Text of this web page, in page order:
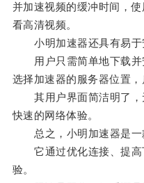
并加速视频的缓冲时间，
看高清视频。
小明加速器还具有易于
用户只需简单地下载并
选择加速器的服务器位置，
其用户界面简洁明了，
快速的网络体验。
总之，小明加速器是一
它通过优化连接、提高
验。